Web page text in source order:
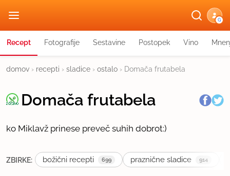
G
Recept Fotografije Sestavine Postopek Vino
domov › recepti › sladice › ostalo › Domača frutabela
Domača frutabela
ko Miklavž prinese preveč suhih dobrot:)
ZBIRKE: božični recepti 699 praznične sladice 914